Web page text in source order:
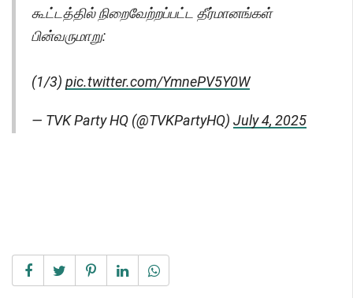
கூட்டத்தில் நிறைவேற்றப்பட்ட தீர்மானங்கள்
பின்வருமாறு:
(1/3) pic.twitter.com/YmnePV5Y0W
— TVK Party HQ (@TVKPartyHQ) July 4, 2025